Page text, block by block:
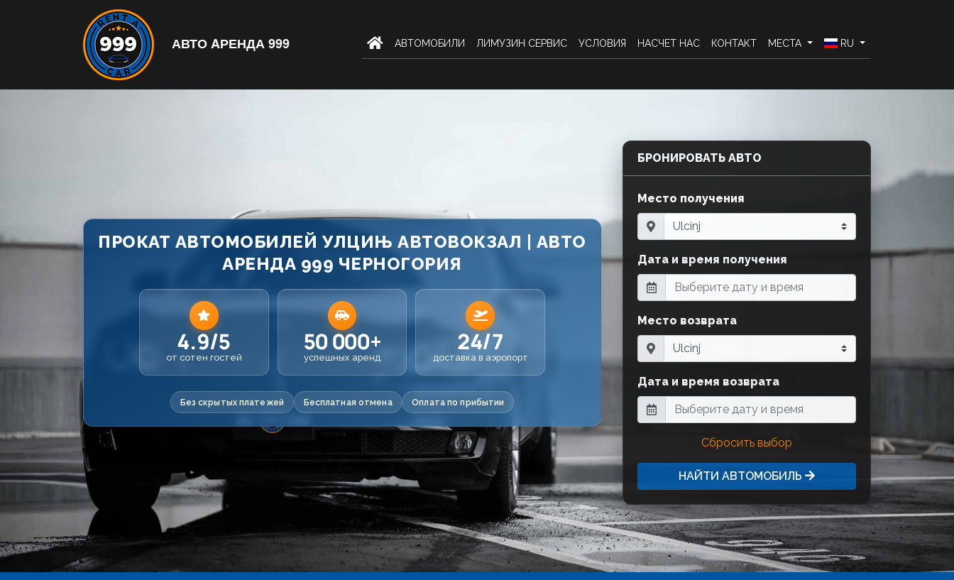
АВТО AРЕНДА 999 AВТОМОБИЛИ ЛИМУЗИН СЕРВИС УСЛОВИЯ НАСЧЕТ НАС КОНТАКТ МЕСТА RU
ПРОКАТ АВТОМОБИЛЕЙ УЛЦИЊ АВТОВОКЗАЛ | АВТО
АРЕНДА 999 ЧЕРНОГОРИЯ
4.9/5
от сотен гостей
50 000+
успешных аренд
24/7
доставка в аэропорт
Без скрытых платежей Бесплатная отмена Оплата по прибытии
БРОНИРОВАТЬ АВТО
Место получения
Дата и время получения
Место возврата
Дата и время возврата
Сбросить выбор
НАЙТИ АВТОМОБИЛЬ